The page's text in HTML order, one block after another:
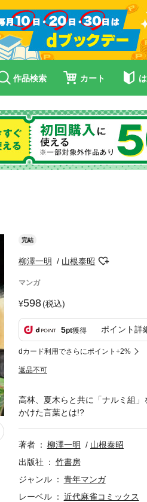
作品検索 カート
完結
柳澤一明 山根泰昭
マンガ
598(税込)
5pt獲得 ポイント詳
dカード利用でさらにポイント+2%
返品不可
高林、夏木らと共に「ナルミ組
かけた言葉とは!?
著者 柳澤一明
山根泰昭
出版社
竹書房
ジャンル
青年マンガ
レーベル
近代麻雀コミックス